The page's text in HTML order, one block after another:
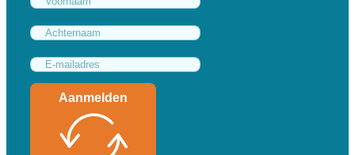
Aanmelden